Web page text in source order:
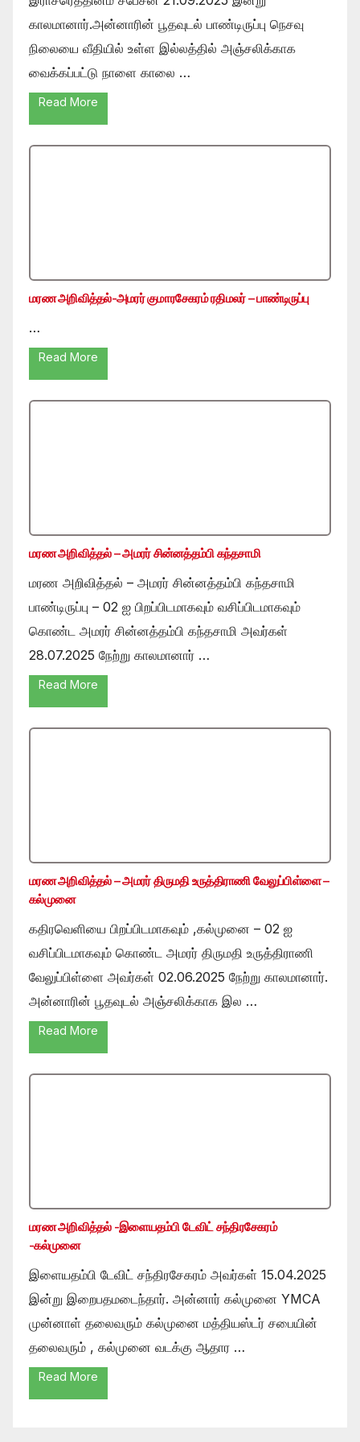
காலமானார்.அன்னாரின் பூதவுடல் பாண்டிருப்பு நெசவு
நிலையை வீதியில் உள்ள இல்லத்தில் அஞ்சலிக்காக
வைக்கப்பட்டு நாளை காலை …
Read More
மரண அறிவித்தல்-அமரர் குமாரசேகரம் ரதிமலர் – பாண்டிருப்பு
…
Read More
மரண அறிவித்தல் – அமரர் சின்னத்தம்பி கந்தசாமி
மரண அறிவித்தல் – அமரர் சின்னத்தம்பி கந்தசாமி
பாண்டிருப்பு – 02 ஐ பிறப்பிடமாகவும் வசிப்பிடமாகவும்
கொண்ட அமரர் சின்னத்தம்பி கந்தசாமி அவர்கள்
28.07.2025 நேற்று காலமானார் …
Read More
மரண அறிவித்தல் – அமரர் திருமதி உருத்திராணி வேலுப்பிள்ளை –
கல்முனை
கதிரவெளியை பிறப்பிடமாகவும் ,கல்முனை – 02 ஐ
வசிப்பிடமாகவும் கொண்ட அமரர் திருமதி உருத்திராணி
வேலுப்பிள்ளை அவர்கள் 02.06.2025 நேற்று காலமானார்.
அன்னாரின் பூதவுடல் அஞ்சலிக்காக இல …
Read More
மரண அறிவித்தல் -இளையதம்பி டேவிட் சந்திரசேகரம்
-கல்முனை
இளையதம்பி டேவிட் சந்திரசேகரம் அவர்கள் 15.04.2025
இன்று இறைபதமடைந்தார். அன்னார் கல்முனை YMCA
முன்னாள் தலைவரும் கல்முனை மத்தியஸ்டர் சபையின்
தலைவரும் , கல்முனை வடக்கு ஆதார …
Read More